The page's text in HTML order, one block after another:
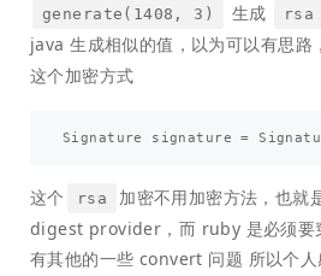
generate(1408, 3) 生成 rsa
java 生成相似的值，以为可以有思路
这个加密方式
这个 rsa 加密不用加密方法，也就
digest provider，而 ruby 是必须
有其他的一些 convert 问题 所以个